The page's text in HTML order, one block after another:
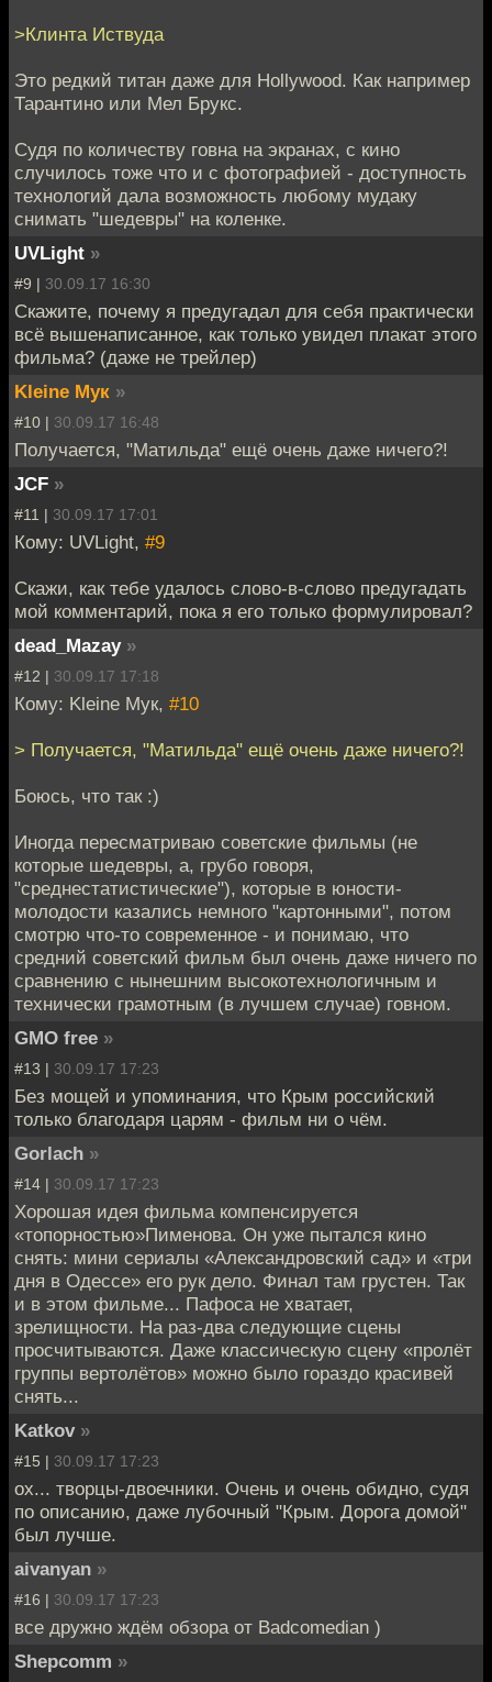
>Клинта Иствуда
Это редкий титан даже для Hollywood. Как например
Тарантино или Мел Брукс.
Судя по количеству говна на экранах, с кино
случилось тоже что и с фотографией - доступность
технологий дала возможность любому мудаку
снимать "шедевры" на коленке.
UVLight »
#9 | 30.09.17 16:30
Скажите, почему я предугадал для себя практически
всё вышенаписанное, как только увидел плакат этого
фильма? (даже не трейлер)
Kleine Мук »
#10 | 30.09.17 16:48
Получается, "Матильда" ещё очень даже ничего?!
JCF »
#11 | 30.09.17 17:01
Кому: UVLight, #9
Скажи, как тебе удалось слово-в-слово предугадать
мой комментарий, пока я его только формулировал?
dead_Mazay »
#12 | 30.09.17 17:18
Кому: Kleine Мук, #10
> Получается, "Матильда" ещё очень даже ничего?!
Боюсь, что так :)
Иногда пересматриваю советские фильмы (не
которые шедевры, а, грубо говоря,
"среднестатистические"), которые в юности-
молодости казались немного "картонными", потом
смотрю что-то современное - и понимаю, что
средний советский фильм был очень даже ничего по
сравнению с нынешним высокотехнологичным и
технически грамотным (в лучшем случае) говном.
GMO free »
#13 | 30.09.17 17:23
Без мощей и упоминания, что Крым российский
только благодаря царям - фильм ни о чём.
Gorlach »
#14 | 30.09.17 17:23
Хорошая идея фильма компенсируется
«топорностью»Пименова. Он уже пытался кино
снять: мини сериалы «Александровский сад» и «три
дня в Одессе» его рук дело. Финал там грустен. Так
и в этом фильме... Пафоса не хватает,
зрелищности. На раз-два следующие сцены
просчитываются. Даже классическую сцену «пролёт
группы вертолётов» можно было гораздо красивей
снять...
Katkov »
#15 | 30.09.17 17:23
ох... творцы-двоечники. Очень и очень обидно, судя
по описанию, даже лубочный "Крым. Дорога домой"
был лучше.
aivanyan »
#16 | 30.09.17 17:23
все дружно ждём обзора от Badcomedian )
Shepcomm »